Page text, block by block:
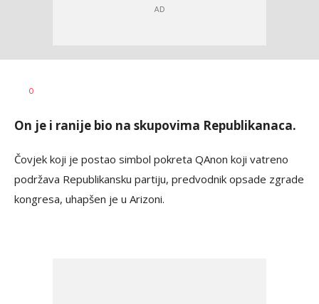
AUTOR
0
On je i ranije bio na skupovima Republikanaca.
Čovjek koji je postao simbol pokreta QAnon koji vatreno
podržava Republikansku partiju, predvodnik opsade zgrade
kongresa, uhapšen je u Arizoni.